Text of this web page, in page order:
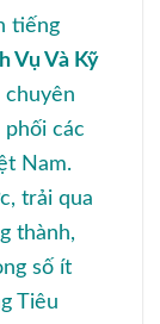
tiếng
Vụ Và Kỹ
phối các
Nam.
trải qua
thành,
số ít
Tiêu